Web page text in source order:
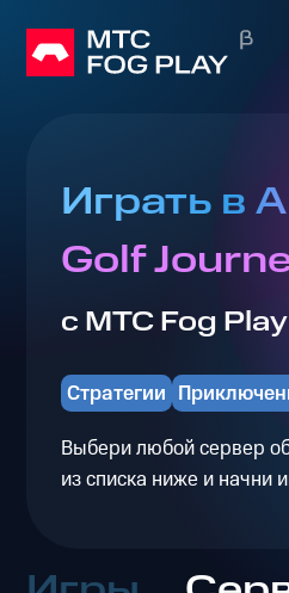
Играть в
Golf
с МТС Fog Play
Стратегии
Выбери любой сервер
из списка ниже и начни